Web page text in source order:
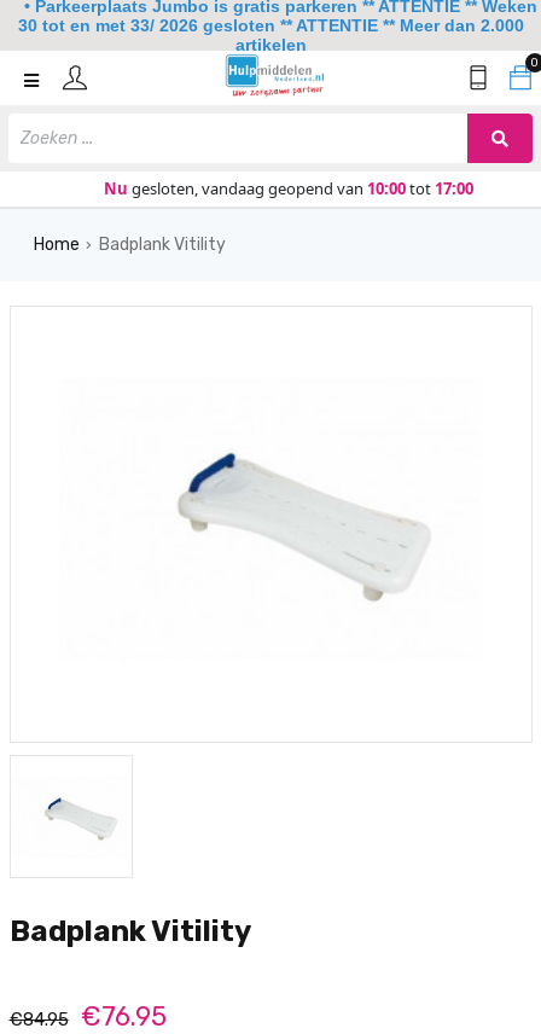
0
Nu gesloten, vandaag geopend van 10:00tot 17:00
Home
Home › Badplank Vitility
Badplank Vitility
€84.95 €76.95
• Parkeerplaats Jumbo is gratis parkeren ** ATTENTIE ** Weken
30 tot en met 33/ 2026 gesloten ** ATTENTIE ** Meer dan 2.000
artikelen